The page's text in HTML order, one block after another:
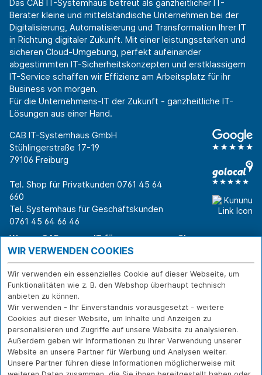
Das CAB IT-Systemhaus betreut als ganzheitlicher IT-
Berater kleine und mittelständische Unternehmen bei der
Digitalisierung, Automatisierung und Transformation Ihrer IT
in Richtung digitaler Zukunft. Mit einer leistungsstarken und
sicheren Cloud-Umgebung, perfekt aufeinander
abgestimmten IT-Sicherheitskonzepten und erstklassigem
IT-Service schaffen wir Effizienz am Arbeitsplatz für ihr
Business von morgen.
Für die Unternehmens-IT der Zukunft - ganzheitliche IT-
Lösungen aus einer Hand.
CAB IT-Systemhaus GmbH
Stühlingerstraße 17-19
79106 Freiburg
Tel. Shop für Privatkunden 0761 45 64
660
Tel. Systemhaus für Geschäftskunden
0761 45 64 66 46
Warum CAB
Für Business-
Entscheider
Für IT-Leiter
Für Privatkunden
Erfolgsgeschichte
n
Branchen
IT für
Unternehmen
IT-Security
IT-Infrastruktur
IT-Service
WLAN-Lösungen
Shops
Service
Reparatur
Onlineshop
Zahlarten
Rücksendung und
Widerruf
Über CAB
Kontakt
IMPRESSUM
WIR VERWENDEN COOKIES
Wir verwenden ein essenzielles Cookie auf dieser Webseite, um
Funktionalitäten wie z. B. den Webshop überhaupt technisch
anbieten zu können.
Wir verwenden - Ihr Einverständnis vorausgesetzt - weitere
Cookies auf dieser Website, um Inhalte und Anzeigen zu
personalisieren und Zugriffe auf unsere Website zu analysieren.
Außerdem geben wir Informationen zu Ihrer Verwendung unserer
Website an unsere Partner für Werbung und Analysen weiter.
Unsere Partner führen diese Informationen möglicherweise mit